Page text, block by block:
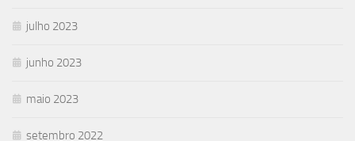
julho 2023
junho 2023
maio 2023
setembro 2022